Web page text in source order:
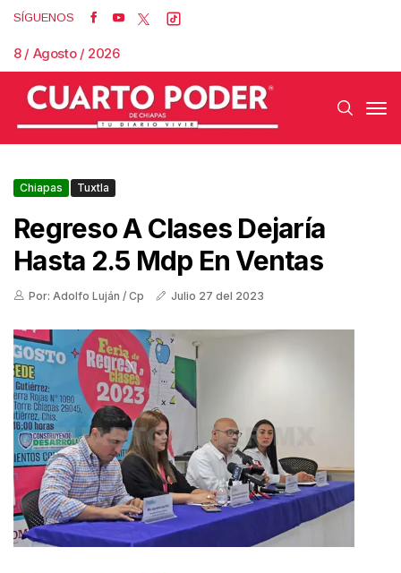
SÍGUENOS
8 / Agosto / 2026
Chiapas Tuxtla
Regreso A Clases Dejaría
Hasta 2.5 Mdp En Ventas
Por: Adolfo Luján / Cp Julio 27 del 2023